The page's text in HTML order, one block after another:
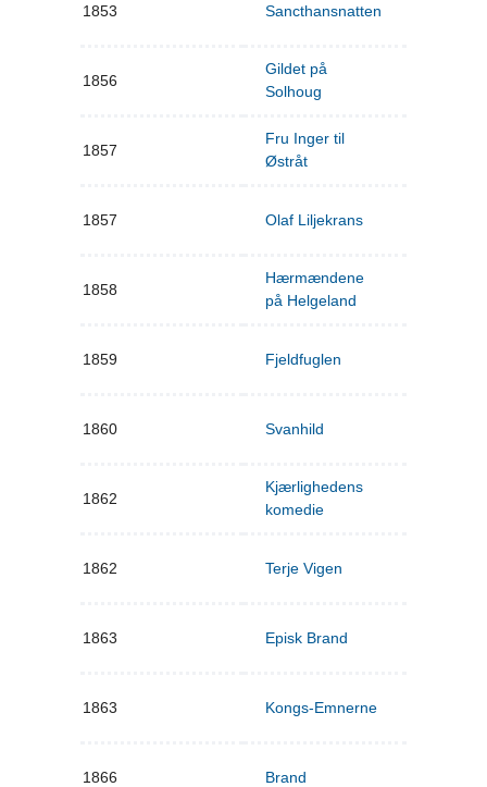
1853 Sancthansnatten
1856
Gildet på
Solhoug
1857
Fru Inger til
Østråt
1857 Olaf Liljekrans
1858
Hærmændene
på Helgeland
1859 Fjeldfuglen
1860 Svanhild
1862
Kjærlighedens
komedie
1862 Terje Vigen
1863 Episk Brand
1863 Kongs-Emnerne
1866 Brand